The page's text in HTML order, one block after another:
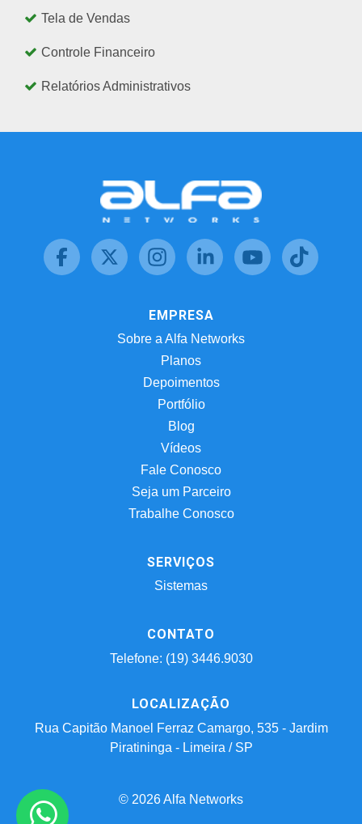
Tela de Vendas
Controle Financeiro
Relatórios Administrativos
EMPRESA
Sobre a Alfa Networks
Planos
Depoimentos
Portfólio
Blog
Vídeos
Fale Conosco
Seja um Parceiro
Trabalhe Conosco
SERVIÇOS
Sistemas
CONTATO
Telefone: (19) 3446.9030
LOCALIZAÇÃO
Rua Capitão Manoel Ferraz Camargo, 535 - Jardim
Piratininga - Limeira / SP
© 2026 Alfa Networks